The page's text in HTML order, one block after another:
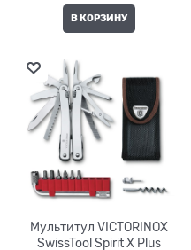
В КОРЗИНУ
Мультитул VICTORINOX
SwissTool Spirit X Plus